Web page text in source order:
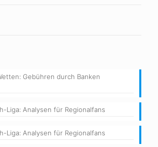
Gebühren durch Banken
Liga: Analysen für Regionalfans
Liga: Analysen für Regionalfans